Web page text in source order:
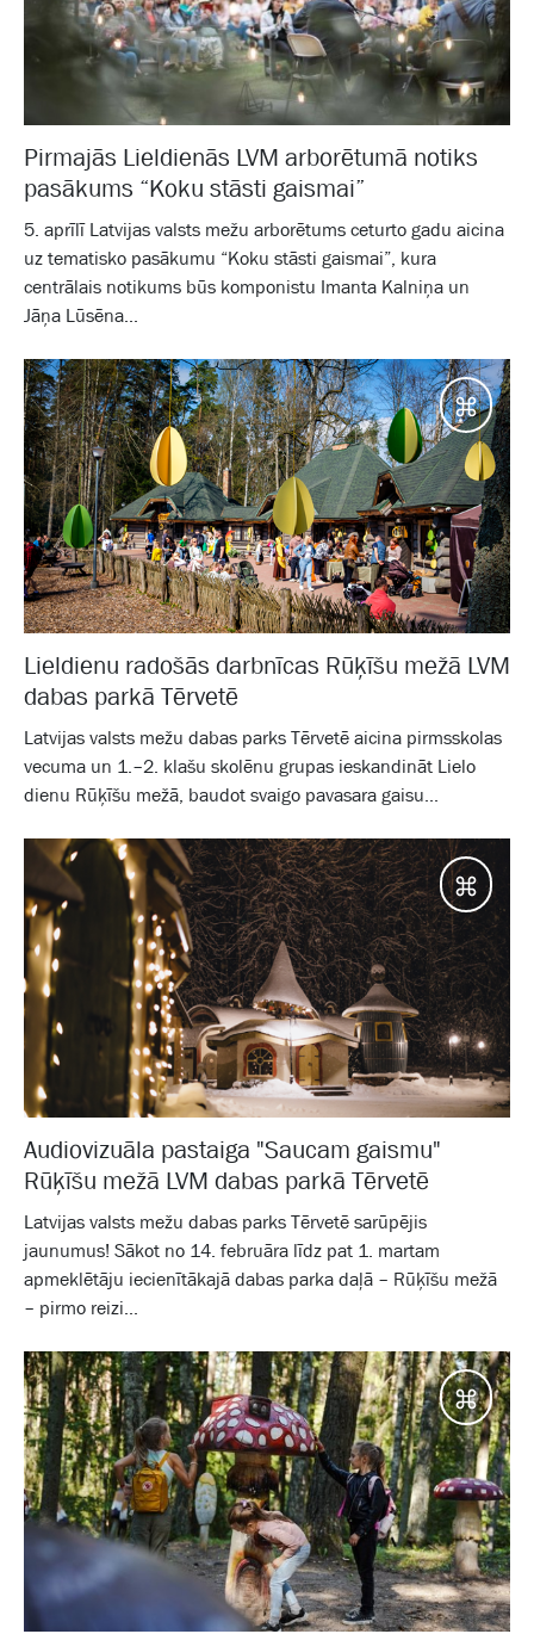
Pirmajās Lieldienās LVM arborētumā notiks
pasākums “Koku stāsti gaismai”
5. aprīlī Latvijas valsts mežu arborētums ceturto gadu aicina
uz tematisko pasākumu “Koku stāsti gaismai”, kura
centrālais notikums būs komponistu Imanta Kalniņa un
Jāņa Lūsēna...
Lieldienu radošās darbnīcas Rūķīšu mežā LVM
dabas parkā Tērvetē
Latvijas valsts mežu dabas parks Tērvetē aicina pirmsskolas
vecuma un 1.–2. klašu skolēnu grupas ieskandināt Lielo
dienu Rūķīšu mežā, baudot svaigo pavasara gaisu...
Audiovizuāla pastaiga "Saucam gaismu"
Rūķīšu mežā LVM dabas parkā Tērvetē
Latvijas valsts mežu dabas parks Tērvetē sarūpējis
jaunumus! Sākot no 14. februāra līdz pat 1. martam
apmeklētāju iecienītākajā dabas parka daļā – Rūķīšu mežā
– pirmo reizi...